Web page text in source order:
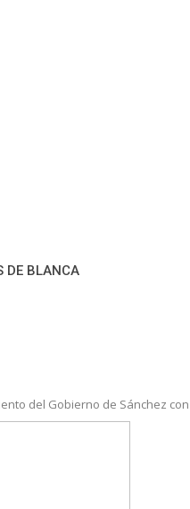
DE BLANCA
del Gobierno de Sánchez